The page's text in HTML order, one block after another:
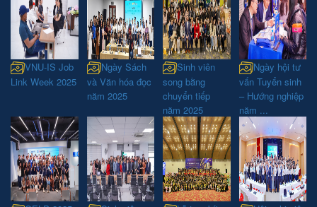
VNU-IS Job
Link Week 2025
Ngày Sách
và Văn hóa đọc
năm 2025
Sinh viên
song bằng
chuyển tiếp
năm 2025
Ngày hội tư
vấn Tuyển sinh
– Hướng nghiệp
năm ...